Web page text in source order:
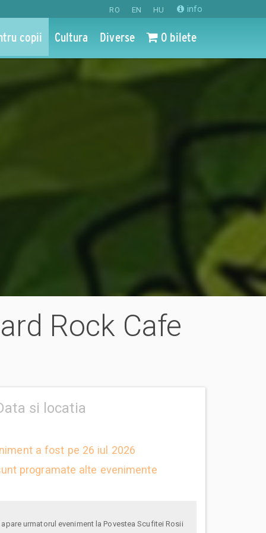
RO EN HU info
copii Cultura Diverse 0 bilete
Rock Cafe
si locatia
a fost pe 26 iul 2026
programate alte evenimente